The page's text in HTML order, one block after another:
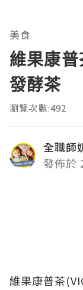
美食
維果康
發酵茶
瀏覽次數:492
全職師
發佈於
維果康普茶